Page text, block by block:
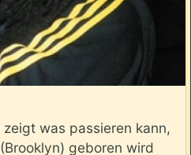
was passieren kann,
geboren wird